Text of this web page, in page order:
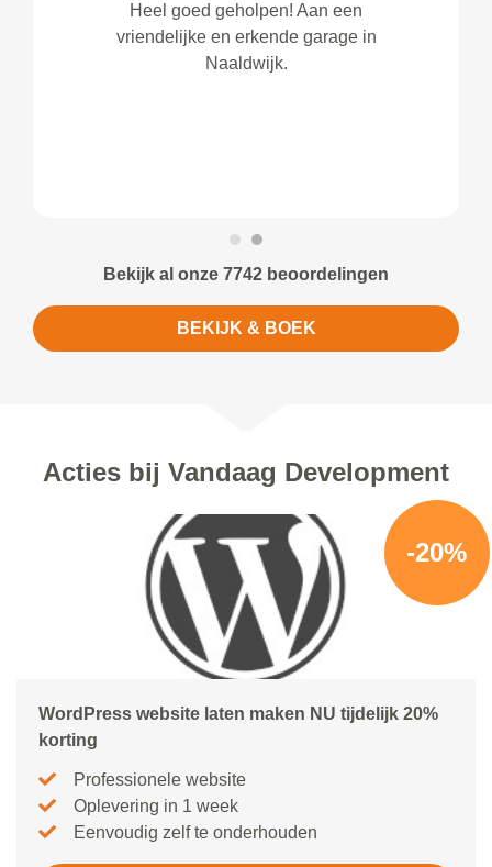
Heel goed geholpen! Aan een
vriendelijke en erkende garage in
Naaldwijk.
Bekijk al onze 7742 beoordelingen
BEKIJK & BOEK
Acties bij Vandaag Development
-20%
WordPress website laten maken NU tijdelijk 20%
korting
Professionele website
Oplevering in 1 week
Eenvoudig zelf te onderhouden